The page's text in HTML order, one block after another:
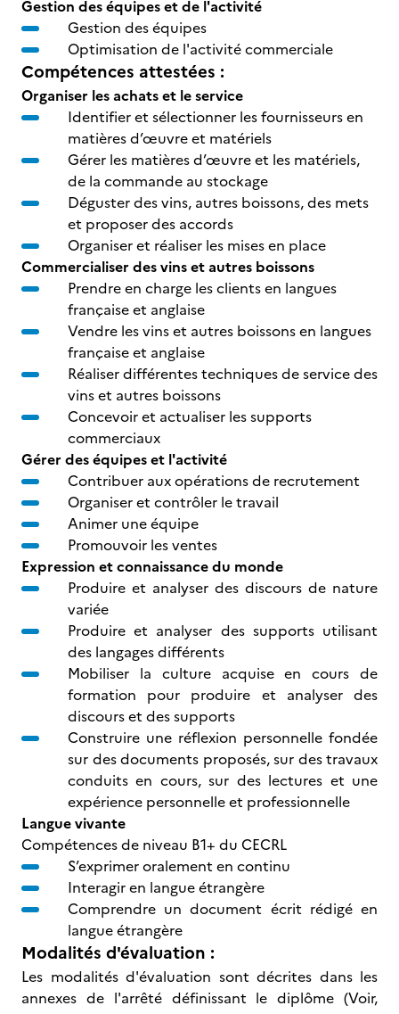
Gestion des équipes et de l'activité
Gestion des équipes
Optimisation de l'activité commerciale
Compétences attestées :
Organiser les achats et le service
Identifier et sélectionner les fournisseurs en
matières d’œuvre et matériels
Gérer les matières d’œuvre et les matériels,
de la commande au stockage
Déguster des vins, autres boissons, des mets
et proposer des accords
Organiser et réaliser les mises en place
Commercialiser des vins et autres boissons
Prendre en charge les clients en langues
française et anglaise
Vendre les vins et autres boissons en langues
française et anglaise
Réaliser différentes techniques de service des
vins et autres boissons
Concevoir et actualiser les supports
commerciaux
Gérer des équipes et l'activité
Contribuer aux opérations de recrutement
Organiser et contrôler le travail
Animer une équipe
Promouvoir les ventes
Expression et connaissance du monde
Produire et analyser des discours de nature
variée
Produire et analyser des supports utilisant
des langages différents
Mobiliser la culture acquise en cours de
formation pour produire et analyser des
discours et des supports
Construire une réflexion personnelle fondée
sur des documents proposés, sur des travaux
conduits en cours, sur des lectures et une
expérience personnelle et professionnelle
Langue vivante
Compétences de niveau B1+ du CECRL
S’exprimer oralement en continu
Interagir en langue étrangère
Comprendre un document écrit rédigé en
langue étrangère
Modalités d'évaluation :
Les modalités d'évaluation sont décrites dans les
annexes de l'arrêté définissant le diplôme (Voir,